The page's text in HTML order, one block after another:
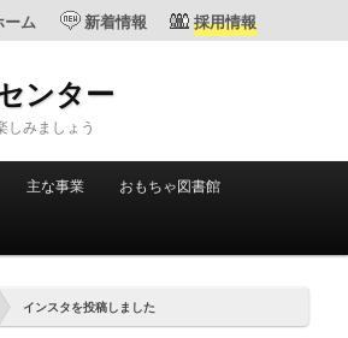
ム 新着情報 採用情報
ンター
しみましょう
主な事業 おもちゃ図書館
インスタを投稿しました